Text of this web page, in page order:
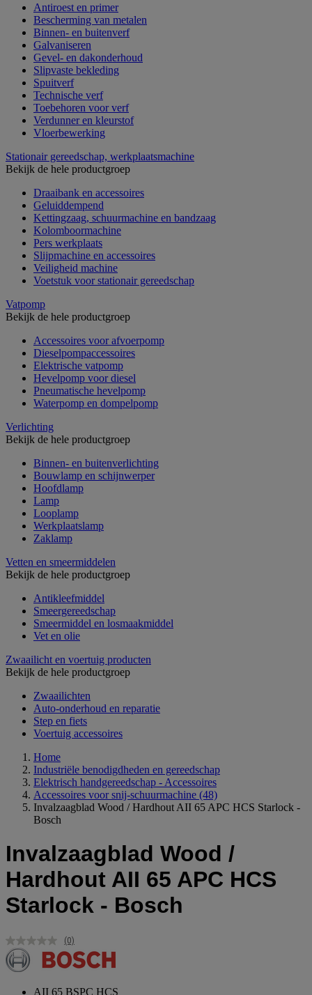
Antiroest en primer
Bescherming van metalen
Binnen- en buitenverf
Galvaniseren
Gevel- en dakonderhoud
Slipvaste bekleding
Spuitverf
Technische verf
Toebehoren voor verf
Verdunner en kleurstof
Vloerbewerking
Stationair gereedschap, werkplaatsmachine
Bekijk de hele productgroep
Draaibank en accessoires
Geluiddempend
Kettingzaag, schuurmachine en bandzaag
Kolomboormachine
Pers werkplaats
Slijpmachine en accessoires
Veiligheid machine
Voetstuk voor stationair gereedschap
Vatpomp
Bekijk de hele productgroep
Accessoires voor afvoerpomp
Dieselpompaccessoires
Elektrische vatpomp
Hevelpomp voor diesel
Pneumatische hevelpomp
Waterpomp en dompelpomp
Verlichting
Bekijk de hele productgroep
Binnen- en buitenverlichting
Bouwlamp en schijnwerper
Hoofdlamp
Lamp
Looplamp
Werkplaatslamp
Zaklamp
Vetten en smeermiddelen
Bekijk de hele productgroep
Antikleefmiddel
Smeergereedschap
Smeermiddel en losmaakmiddel
Vet en olie
Zwaailicht en voertuig producten
Bekijk de hele productgroep
Zwaailichten
Auto-onderhoud en reparatie
Step en fiets
Voertuig accessoires
Home
Industriële benodigdheden en gereedschap
Elektrisch handgereedschap - Accessoires
Accessoires voor snij-schuurmachine (48)
Invalzaagblad Wood / Hardhout AII 65 APC HCS Starlock -
Bosch
Invalzaagblad Wood /
Hardhout AII 65 APC HCS
Starlock - Bosch
Geen
scorewaarde.
Dezelfde
(0)
AII 65 BSPC HCS